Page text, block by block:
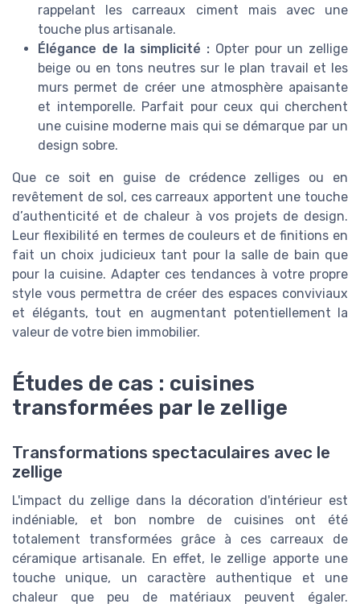
rappelant les carreaux ciment mais avec une
touche plus artisanale.
Élégance de la simplicité : Opter pour un zellige
beige ou en tons neutres sur le plan travail et les
murs permet de créer une atmosphère apaisante
et intemporelle. Parfait pour ceux qui cherchent
une cuisine moderne mais qui se démarque par un
design sobre.
Que ce soit en guise de crédence zelliges ou en
revêtement de sol, ces carreaux apportent une touche
d’authenticité et de chaleur à vos projets de design.
Leur flexibilité en termes de couleurs et de finitions en
fait un choix judicieux tant pour la salle de bain que
pour la cuisine. Adapter ces tendances à votre propre
style vous permettra de créer des espaces conviviaux
et élégants, tout en augmentant potentiellement la
valeur de votre bien immobilier.
Études de cas : cuisines
transformées par le zellige
Transformations spectaculaires avec le
zellige
L'impact du zellige dans la décoration d'intérieur est
indéniable, et bon nombre de cuisines ont été
totalement transformées grâce à ces carreaux de
céramique artisanale. En effet, le zellige apporte une
touche unique, un caractère authentique et une
chaleur que peu de matériaux peuvent égaler.